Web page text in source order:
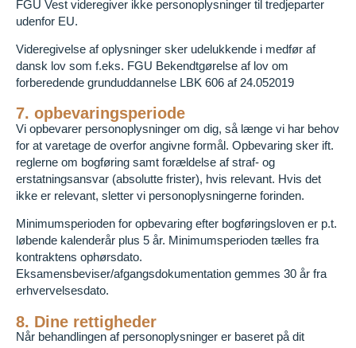
FGU Vest videregiver ikke personoplysninger til tredjeparter
udenfor EU.
Videregivelse af oplysninger sker udelukkende i medfør af
dansk lov som f.eks. FGU Bekendtgørelse af lov om
forberedende grunduddannelse LBK 606 af 24.052019
7. opbevaringsperiode
Vi opbevarer personoplysninger om dig, så længe vi har behov
for at varetage de overfor angivne formål. Opbevaring sker ift.
reglerne om bogføring samt forældelse af straf- og
erstatningsansvar (absolutte frister), hvis relevant. Hvis det
ikke er relevant, sletter vi personoplysningerne forinden.
Minimumsperioden for opbevaring efter bogføringsloven er p.t.
løbende kalenderår plus 5 år. Minimumsperioden tælles fra
kontraktens ophørsdato.
Eksamensbeviser/afgangsdokumentation gemmes 30 år fra
erhvervelsesdato.
8. Dine rettigheder
Når behandlingen af personoplysninger er baseret på dit